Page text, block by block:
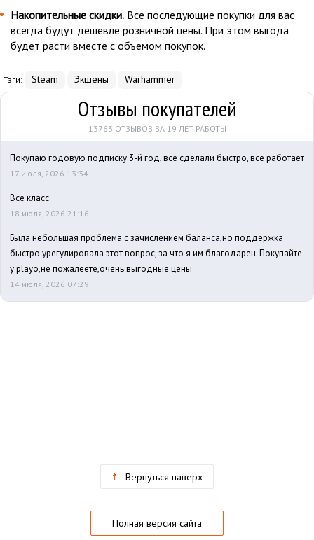
Накопительные скидки. Все последующие покупки для вас
всегда будут дешевле розничной цены. При этом выгода
будет расти вместе с объемом покупок.
Тэги: Steam Экшены Warhammer
Отзывы покупателей
13763 ОТЗЫВОВ ЗА 19 ЛЕТ РАБОТЫ
Покупаю годовую подписку 3-й год, все сделали быстро, все работает
17 июля, 2026 13:34
Все класс
18 июля, 2026 21:16
Была небольшая проблема с зачислением баланса,но поддержка
быстро урегулировала этот вопрос, за что я им благодарен. Покупайте
у playo,не пожалеете,очень выгодные цены
14 июля, 2026 07:29
Вернуться наверх
Полная версия сайта